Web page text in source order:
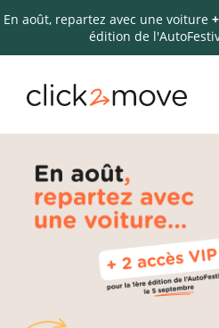
En août, repartez avec une voiture
édition de